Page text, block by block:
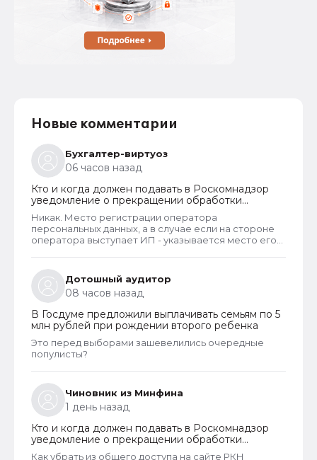
Новые комментарии
Бухгалтер-виртуоз
06 часов назад
Кто и когда должен подавать в Роскомнадзор
уведомление о прекращении обработки
персональных данных
Никак. Место регистрации оператора
персональных данных, а в случае если на стороне
оператора выступает ИП - указывается место его
информация подлежит обязательному
размещению в реестре наряду со всеми прочими
сведениями. Делается это для того, чтобы у
субъектов ПД имелась возможность в случае
нарушения их прав обратиться непосредственно к
оператору для устранения нарушений.
Дотошный аудитор
08 часов назад
В Госдуме предложили выплачивать семьям по 5
млн рублей при рождении второго ребенка
Это перед выборами зашевелились очередные
популисты?
Чиновник из Минфина
1 день назад
Кто и когда должен подавать в Роскомнадзор
уведомление о прекращении обработки
персональных данных
Как убрать из общего доступа на сайте РКН